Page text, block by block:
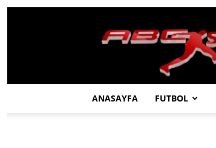
ABC
SPOR
ANASAYFA FUTBOL